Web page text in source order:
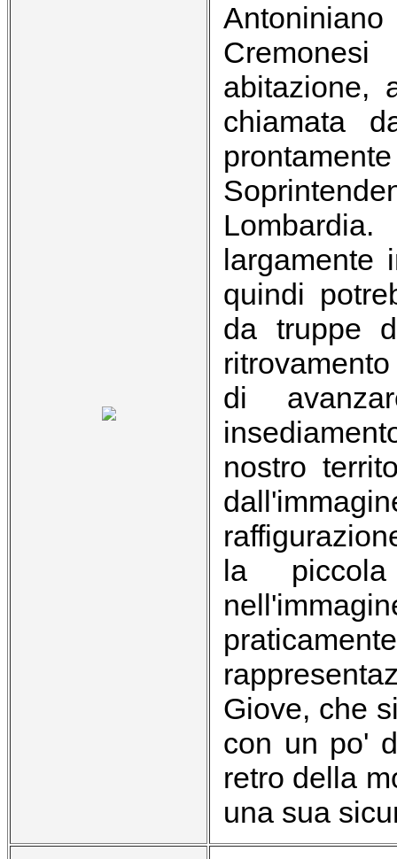
abitazione,
chiamata
largamente
quindi
da truppe
di
nostro
la
Giove, che
con un po'
retro della
una sua